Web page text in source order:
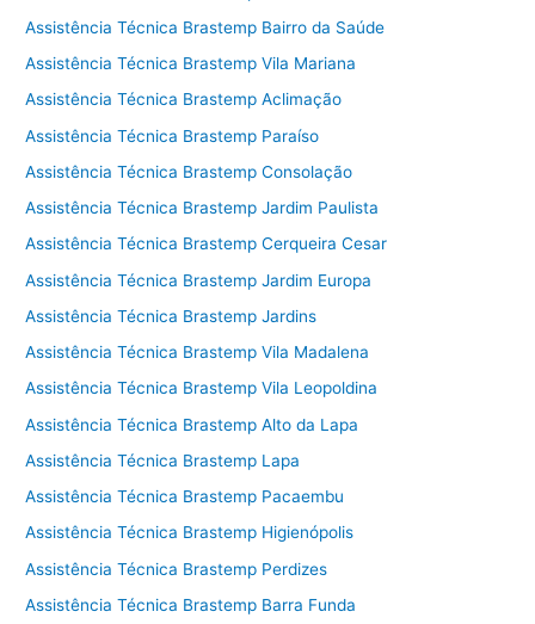
Assistência Técnica Brastemp Bairro da Saúde
Assistência Técnica Brastemp Vila Mariana
Assistência Técnica Brastemp Aclimação
Assistência Técnica Brastemp Paraíso
Assistência Técnica Brastemp Consolação
Assistência Técnica Brastemp Jardim Paulista
Assistência Técnica Brastemp Cerqueira Cesar
Assistência Técnica Brastemp Jardim Europa
Assistência Técnica Brastemp Jardins
Assistência Técnica Brastemp Vila Madalena
Assistência Técnica Brastemp Vila Leopoldina
Assistência Técnica Brastemp Alto da Lapa
Assistência Técnica Brastemp Lapa
Assistência Técnica Brastemp Pacaembu
Assistência Técnica Brastemp Higienópolis
Assistência Técnica Brastemp Perdizes
Assistência Técnica Brastemp Barra Funda